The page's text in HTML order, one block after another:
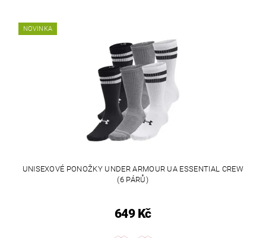
NOVINKA
UNISEXOVÉ PONOŽKY UNDER ARMOUR UA ESSENTIAL CREW
(6 PÁRŮ)
649 Kč